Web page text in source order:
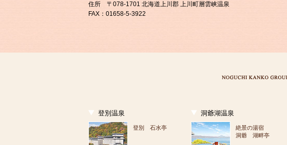
住所 〒078-1701 北海道上川郡 上川町層雲峡温泉
FAX：01658-5-3922
登別温泉
登別 石水亭
洞爺湖温泉
絶景の湯宿
洞爺 湖畔亭